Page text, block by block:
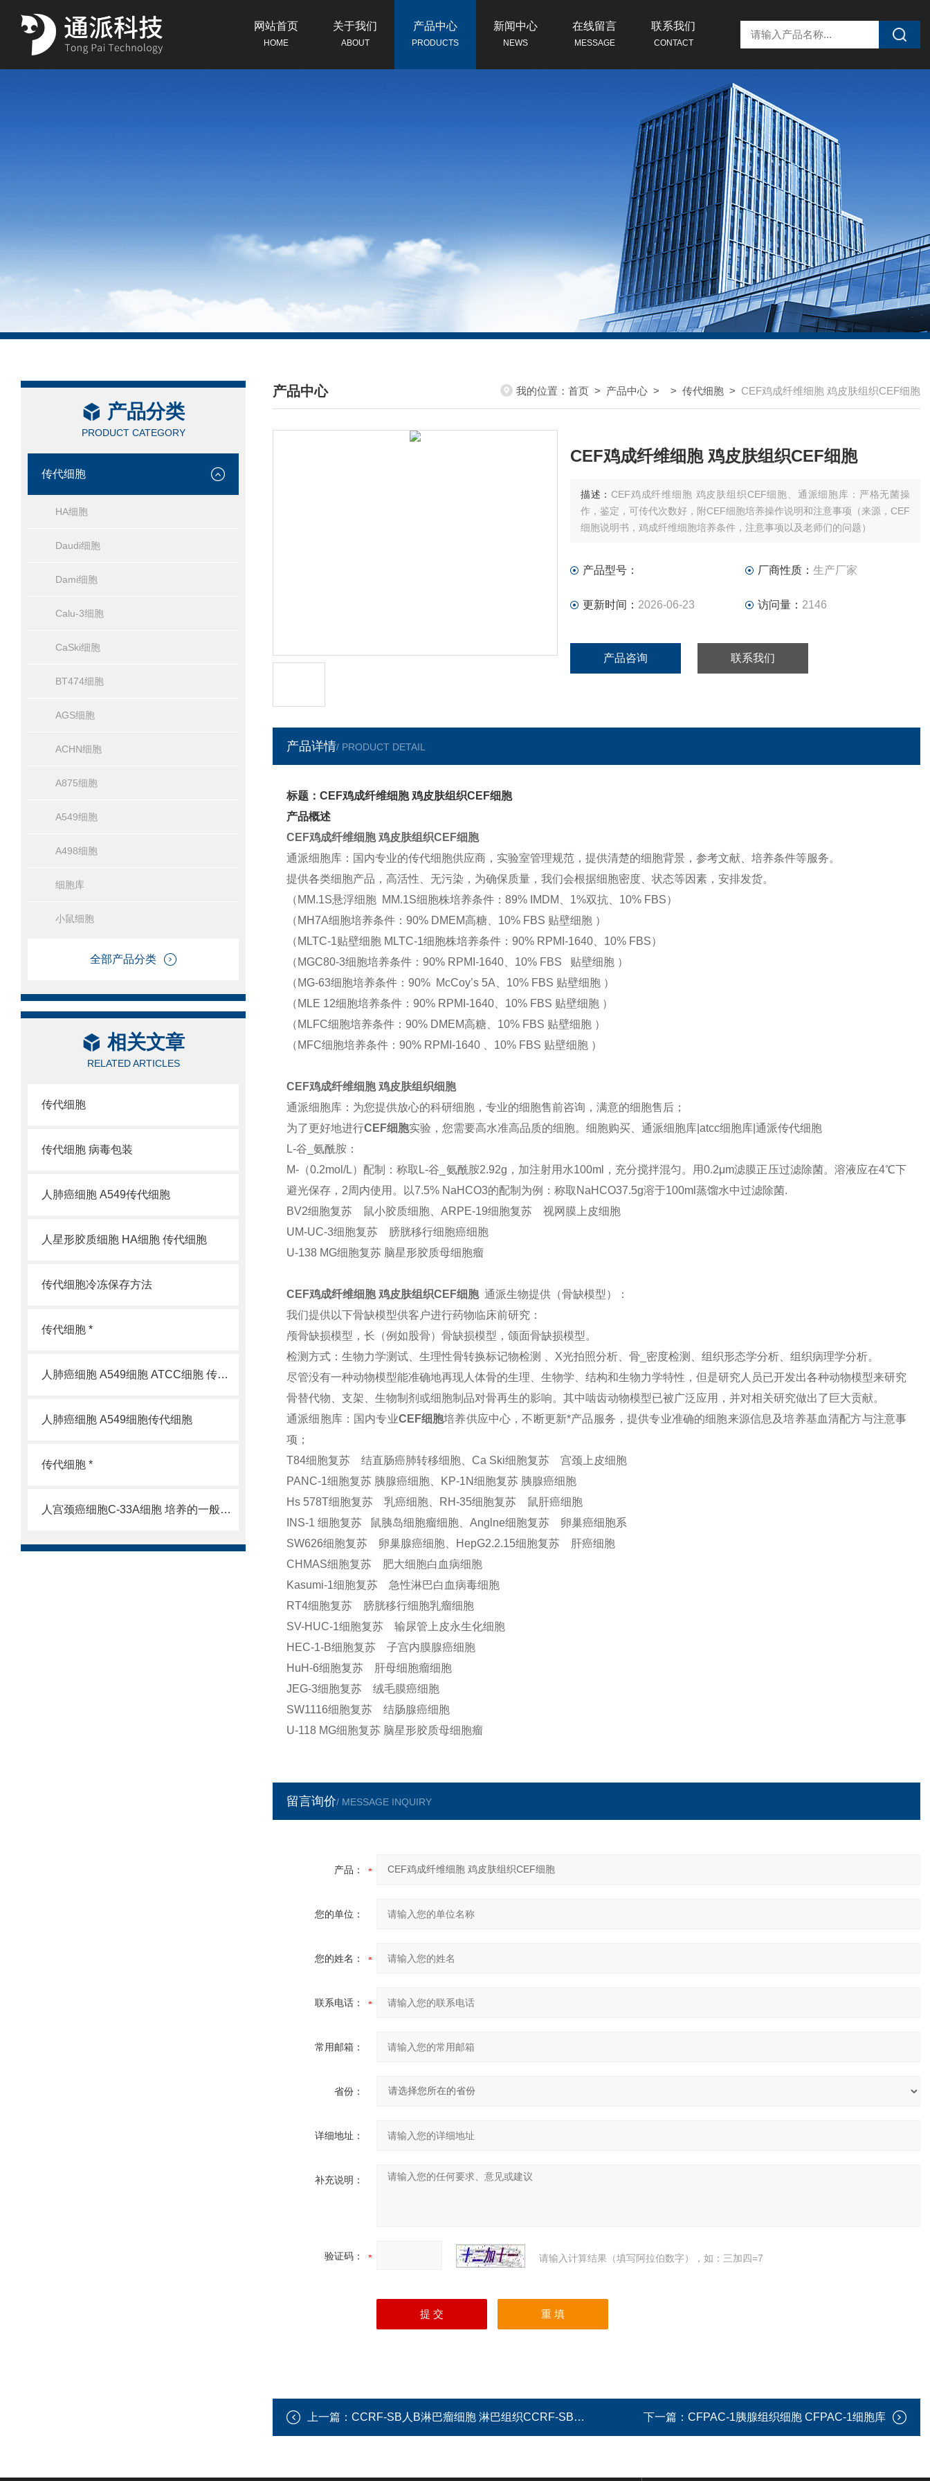
网站首页
HOME
关于我们
ABOUT
产品中心
PRODUCTS
新闻中心
NEWS
在线留言
MESSAGE
联系我们
CONTACT
产品分类
PRODUCT CATEGORY
传代细胞
HA细胞
Daudi细胞
Dami细胞
Calu-3细胞
CaSki细胞
BT474细胞
AGS细胞
ACHN细胞
A875细胞
A549细胞
A498细胞
细胞库
小鼠细胞
全部产品分类
相关文章
RELATED ARTICLES
传代细胞
传代细胞 病毒包装
人肺癌细胞 A549传代细胞
人星形胶质细胞 HA细胞 传代细胞
传代细胞冷冻保存方法
传代细胞 *
人肺癌细胞 A549细胞 ATCC细胞 传代细胞
人肺癌细胞 A549细胞传代细胞
传代细胞 *
人宫颈癌细胞C-33A细胞 培养的一般过程
产品中心
/ PRODUCTS CENTER
我的位置： 首页 > 产品中心 > > 传代细胞 > CEF鸡成纤维细胞 鸡皮肤组织CEF细胞
CEF鸡成纤维细胞 鸡皮肤组织CEF细胞
描述： CEF鸡成纤维细胞 鸡皮肤组织CEF细胞、通派细胞库：严格无菌操
作，鉴定，可传代次数好，附CEF细胞培养操作说明和注意事项（来源，CEF
细胞说明书，鸡成纤维细胞培养条件，注意事项以及老师们的问题）
产品型号： 厂商性质： 生产厂家
更新时间： 2026-06-23 访问量： 2146
产品咨询 联系我们
产品详情/ PRODUCT DETAIL
标题：CEF鸡成纤维细胞 鸡皮肤组织CEF细胞
产品概述
CEF鸡成纤维细胞 鸡皮肤组织CEF细胞
通派细胞库：国内专业的传代细胞供应商，实验室管理规范，提供清楚的细胞背景，参考文献、培养条件等服务。
提供各类细胞产品，高活性、无污染，为确保质量，我们会根据细胞密度、状态等因素，安排发货。
（MM.1S悬浮细胞 MM.1S细胞株培养条件：89% IMDM、1%双抗、10% FBS）
（MH7A细胞培养条件：90% DMEM高糖、10% FBS 贴壁细胞 ）
（MLTC-1贴壁细胞 MLTC-1细胞株培养条件：90% RPMI-1640、10% FBS）
（MGC80-3细胞培养条件：90% RPMI-1640、10% FBS 贴壁细胞 ）
（MG-63细胞培养条件：90% McCoy’s 5A、10% FBS 贴壁细胞 ）
（MLE 12细胞培养条件：90% RPMI-1640、10% FBS 贴壁细胞 ）
（MLFC细胞培养条件：90% DMEM高糖、10% FBS 贴壁细胞 ）
（MFC细胞培养条件：90% RPMI-1640 、10% FBS 贴壁细胞 ）
CEF鸡成纤维细胞 鸡皮肤组织细胞
通派细胞库：为您提供放心的科研细胞，专业的细胞售前咨询，满意的细胞售后；
为了更好地进行CEF细胞实验，您需要高水准高品质的细胞。细胞购买、通派细胞库|atcc细胞库|通派传代细胞
L-谷_氨酰胺：
M-（0.2mol/L）配制：称取L-谷_氨酰胺2.92g，加注射用水100ml，充分搅拌混匀。用0.2μm滤膜正压过滤除菌。溶液应在4℃下
避光保存，2周内使用。以7.5% NaHCO3的配制为例：称取NaHCO37.5g溶于100ml蒸馏水中过滤除菌.
BV2细胞复苏 鼠小胶质细胞、ARPE-19细胞复苏 视网膜上皮细胞
UM-UC-3细胞复苏 膀胱移行细胞癌细胞
U-138 MG细胞复苏 脑星形胶质母细胞瘤
CEF鸡成纤维细胞 鸡皮肤组织CEF细胞 通派生物提供（骨缺模型）：
我们提供以下骨缺模型供客户进行药物临床前研究：
颅骨缺损模型，长（例如股骨）骨缺损模型，颌面骨缺损模型。
检测方式：生物力学测试、生理性骨转换标记物检测 、X光拍照分析、骨_密度检测、组织形态学分析、组织病理学分析。
尽管没有一种动物模型能准确地再现人体骨的生理、生物学、结构和生物力学特性，但是研究人员已开发出各种动物模型来研究
骨替代物、支架、生物制剂或细胞制品对骨再生的影响。其中啮齿动物模型已被广泛应用，并对相关研究做出了巨大贡献。
通派细胞库：国内专业CEF细胞培养供应中心，不断更新*产品服务，提供专业准确的细胞来源信息及培养基血清配方与注意事
项；
T84细胞复苏 结直肠癌肺转移细胞、Ca Ski细胞复苏 宫颈上皮细胞
PANC-1细胞复苏 胰腺癌细胞、KP-1N细胞复苏 胰腺癌细胞
Hs 578T细胞复苏 乳癌细胞、RH-35细胞复苏 鼠肝癌细胞
INS-1 细胞复苏 鼠胰岛细胞瘤细胞、Anglne细胞复苏 卵巢癌细胞系
SW626细胞复苏 卵巢腺癌细胞、HepG2.2.15细胞复苏 肝癌细胞
CHMAS细胞复苏 肥大细胞白血病细胞
Kasumi-1细胞复苏 急性淋巴白血病毒细胞
RT4细胞复苏 膀胱移行细胞乳瘤细胞
SV-HUC-1细胞复苏 输尿管上皮永生化细胞
HEC-1-B细胞复苏 子宫内膜腺癌细胞
HuH-6细胞复苏 肝母细胞瘤细胞
JEG-3细胞复苏 绒毛膜癌细胞
SW1116细胞复苏 结肠腺癌细胞
U-118 MG细胞复苏 脑星形胶质母细胞瘤
留言询价/ MESSAGE INQUIRY
产品：
您的单位：
您的姓名：
联系电话：
常用邮箱：
省份：
详细地址：
补充说明：
验证码： 请输入计算结果（填写阿拉伯数字），如：三加四=7
上一篇： CCRF-SB人B淋巴瘤细胞 淋巴组织CCRF-SB细胞 下一篇： CFPAC-1胰腺组织细胞 CFPAC-1细胞库